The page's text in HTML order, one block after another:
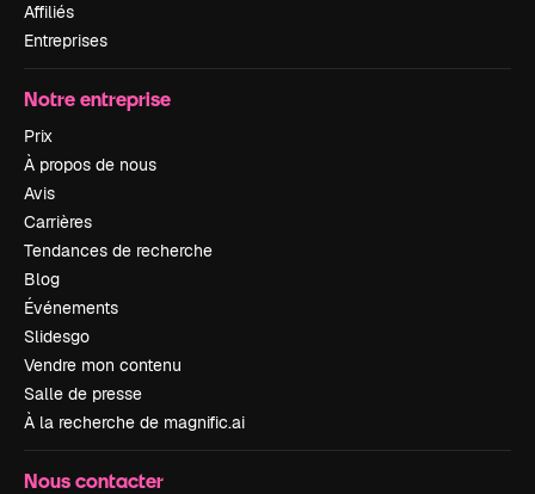
Affiliés
Entreprises
Notre entreprise
Prix
À propos de nous
Avis
Carrières
Tendances de recherche
Blog
Événements
Slidesgo
Vendre mon contenu
Salle de presse
À la recherche de magnific.ai
Nous contacter